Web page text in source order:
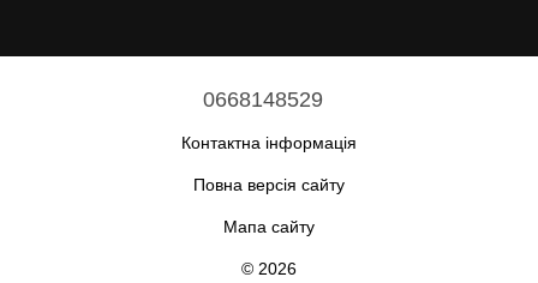
0668148529
Контактна інформація
Повна версія сайту
Мапа сайту
© 2026